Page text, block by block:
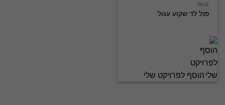
SALE
פנל לד שקוע עגול
הוסף לפרויקט שלי